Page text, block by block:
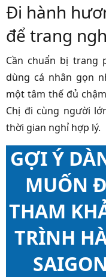
Đi hành
để trang
Cần chuẩn bị trang
dùng cá nhân gọn
một tâm thế đủ
Chị đi cùng người
thời gian nghỉ hợp lý.
GỢI Ý
MUỐN
THAM
TRÌNH